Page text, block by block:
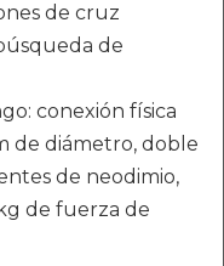
de cruz
de
conexión física
de diámetro, doble
de neodimio,
de fuerza de